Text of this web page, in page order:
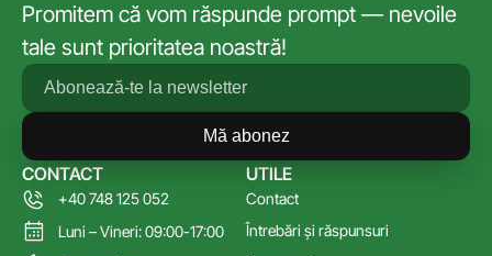
Promitem că vom răspunde prompt — nevoile
tale sunt prioritatea noastră!
Mă abonez
UTILE
Contact
Întrebări și răspunsuri
CONTACT
+40 748 125 052
Luni – Vineri: 09:00-17:00